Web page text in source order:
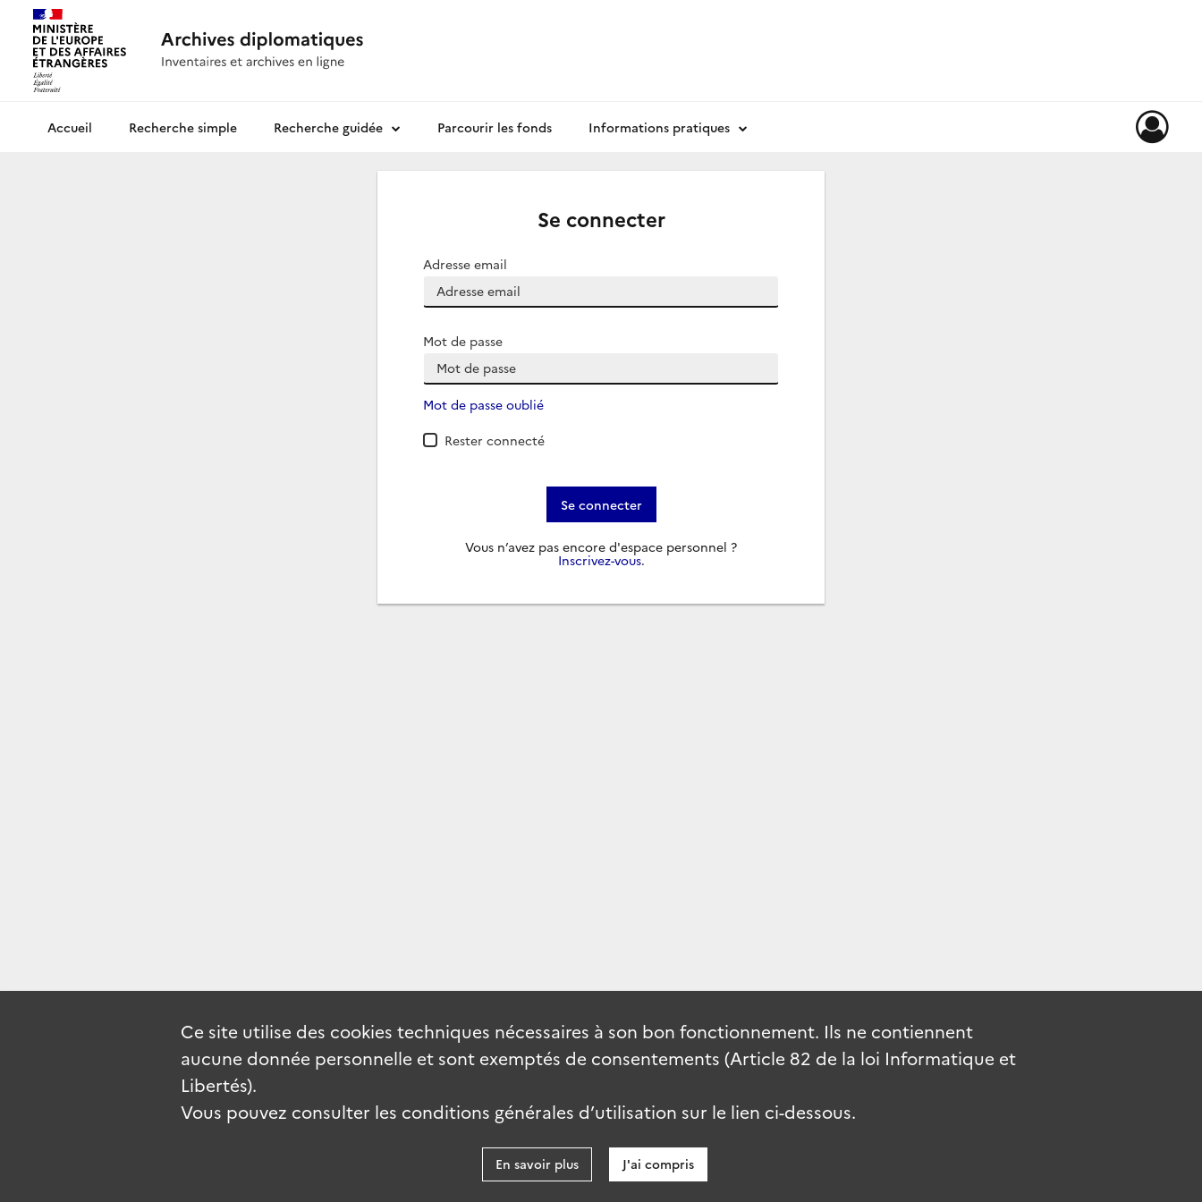
Archives diplomatiquesRecherche simple Recherche guidée Parcourir les fonds Informations pratiques
Se connecter
Adresse email
Mot de passe
Mot de passe oublié
Rester connecté
Se connecter
Vous n’avez pas encore d'espace personnel ?
Inscrivez-vous.
Ce site utilise des cookies techniques nécessaires à son bon fonctionnement. Ils ne contiennent
aucune donnée personnelle et sont exemptés de consentements (Article 82 de la loi Informatique et
Libertés).
Vous pouvez consulter les conditions générales d’utilisation sur le lien ci-dessous.
En savoir plus J'ai compris